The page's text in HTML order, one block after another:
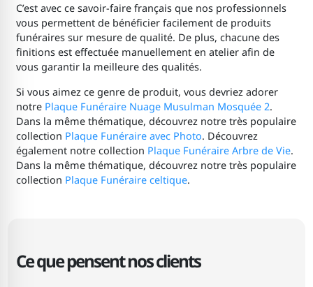
C’est avec ce savoir-faire français que nos professionnels
vous permettent de bénéficier facilement de produits
funéraires sur mesure de qualité. De plus, chacune des
finitions est effectuée manuellement en atelier afin de
vous garantir la meilleure des qualités.
Si vous aimez ce genre de produit, vous devriez adorer
notre Plaque Funéraire Nuage Musulman Mosquée 2.
Dans la même thématique, découvrez notre très populaire
collection Plaque Funéraire avec Photo. Découvrez
également notre collection Plaque Funéraire Arbre de Vie.
Dans la même thématique, découvrez notre très populaire
collection Plaque Funéraire celtique.
Ce que pensent nos clients